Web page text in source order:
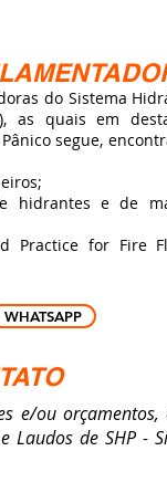
do Sistema
as quais em
segue,
hidrantes e de
Practice for Fire
WHATSAPP
ou orçamentos,
Laudos de SHP -